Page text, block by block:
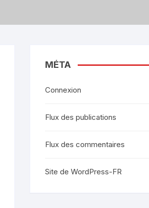
MÉTA
Connexion
Flux des publications
Flux des commentaires
Site de WordPress-FR